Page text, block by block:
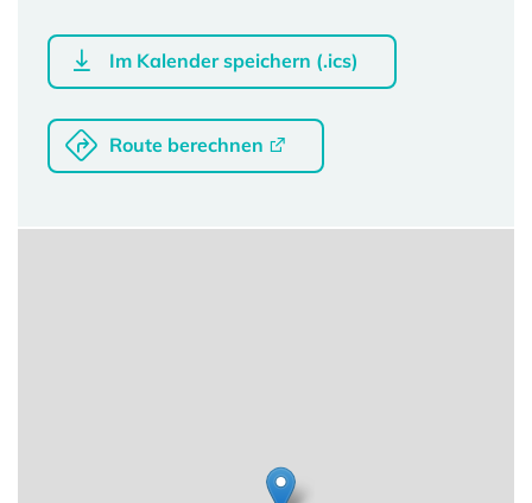
Im Kalender speichern (.ics)
Route berechnen